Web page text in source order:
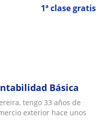
1ª clase gratis
Básica
tengo 33 años de
exterior hace unos